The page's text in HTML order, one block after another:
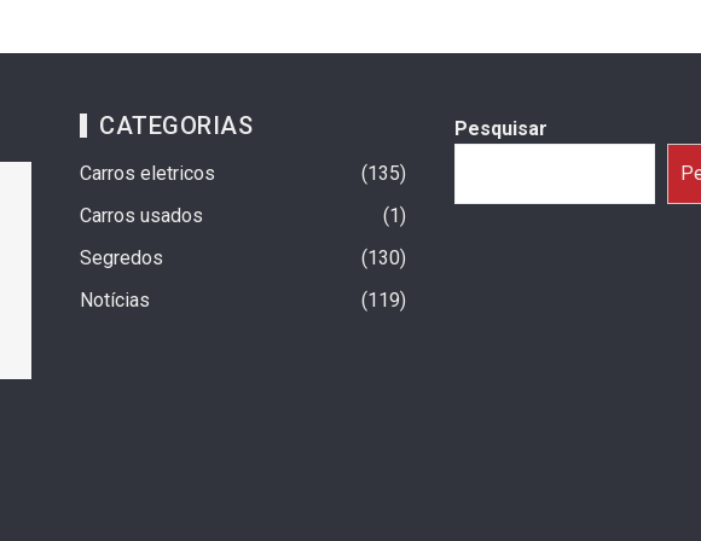
CATEGORIAS
Carros eletricos
135
Carros usados
1
Segredos
130
Notícias
119
Pesquisar